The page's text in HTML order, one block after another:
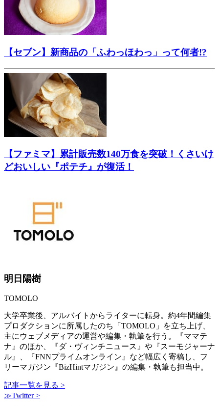
【セブン】新商品の「ふわっほわっ」って何者!?
【ファミマ】累計販売数140万食を突破！くさいけ
どおいしい『ポテチ』が復活！
明日陽樹
TOMOLO
大学卒業後、アルバイトからライターに転身。約4年間編集
プロダクションに所属したのち「TOMOLO」を立ち上げ、
主にウェブメディアの運営や編集・執筆を行う。『ママテ
ナ』のほか、『ダ・ヴィンチニュース』や『スーモジャーナ
ル』、『FNNプライムオンライン』など幅広く寄稿し、フ
リーマガジン『BizHintマガジン』の編集・執筆も担当中。
記事一覧を見る >
≫Twitter >